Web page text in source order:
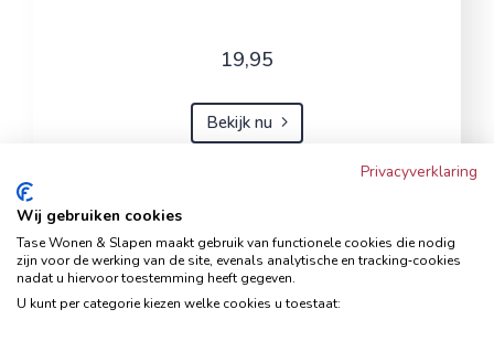
19,95
Bekijk nu
Hoekbank Famanti lichtgrijs
rechts
Hoekbanken
Privacyverklaring
Wij gebruiken cookies
Tase Wonen & Slapen maakt gebruik van functionele cookies die nodig
zijn voor de werking van de site, evenals analytische en tracking‑cookies
nadat u hiervoor toestemming heeft gegeven.
U kunt per categorie kiezen welke cookies u toestaat: